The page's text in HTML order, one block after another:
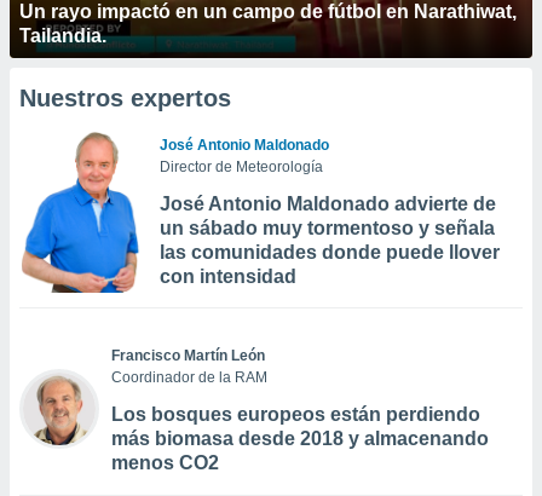
Un rayo impactó en un campo de fútbol en Narathiwat,
Tailandia.
Nuestros expertos
José Antonio Maldonado
Director de Meteorología
José Antonio Maldonado advierte de
un sábado muy tormentoso y señala
las comunidades donde puede llover
con intensidad
Francisco Martín León
Coordinador de la RAM
Los bosques europeos están perdiendo
más biomasa desde 2018 y almacenando
menos CO2